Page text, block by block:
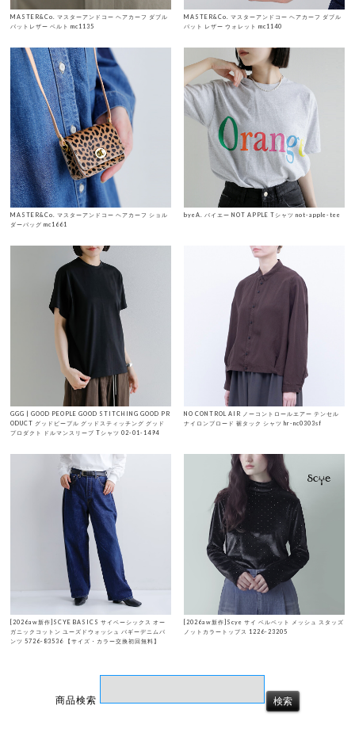
MASTER&Co. マスターアンドコー ヘアカーフ ダブル
バットレザー ベルト mc1135
MASTER&Co. マスターアンドコー ヘアカーフ ダブル
バット レザー ウォレット mc1140
MASTER&Co. マスターアンドコー ヘアカーフ ショル
ダーバッグ mc1661
byeA. バイエー NOT APPLE Tシャツ not-apple-tee
GGG | GOOD PEOPLE GOOD STITCHING GOOD PR
ODUCT グッドピープル グッドスティッチング グッド
プロダクト ドルマンスリーブ Tシャツ 02-01-1494
NO CONTROL AIR ノーコントロールエアー テンセル
ナイロンブロード 裾タック シャツ hr-nc0303sf
[2026aw新作]SCYE BASICS サイベーシックス オー
ガニックコットン ユーズドウォッシュ バギーデニムパ
ンツ 5726-83536 【サイズ・カラー交換初回無料】
[2026aw新作]Scye サイ ベルベット メッシュ スタッズ
ノットカラートップス 1226-23205
商品検索